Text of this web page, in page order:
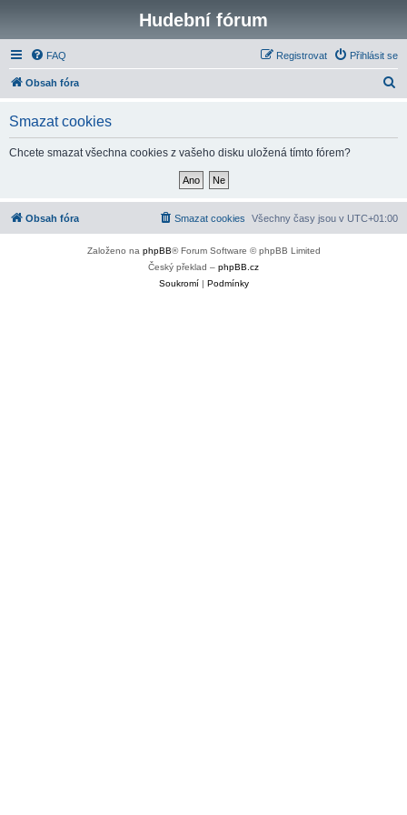
Hudební fórum
FAQ Přihlásit se
Registrovat
Obsah fóra
Smazat cookies
Chcete smazat všechna cookies z vašeho disku uložená tímto fórem?
Obsah fóra Všechny časy jsou v UTC+01:00
Smazat cookies
Založeno na phpBB® Forum Software © phpBB Limited
Český překlad – phpBB.cz
Soukromí| Podmínky